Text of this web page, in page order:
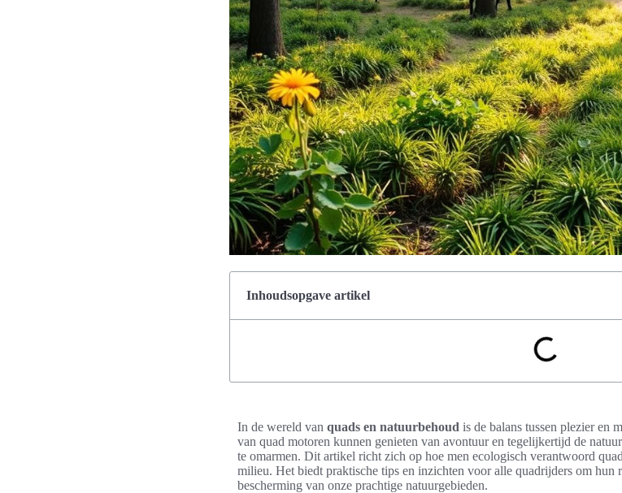
Inhoudsopgave artikel
In de wereld van quads en natuurbehoud is de balans tussen plezier en
van quad motoren kunnen genieten van avontuur en tegelijkertijd de
te omarmen. Dit artikel richt zich op hoe men ecologisch verantwoord
milieu. Het biedt praktische tips en inzichten voor alle quadrijders om hun
bescherming van onze prachtige natuurgebieden.